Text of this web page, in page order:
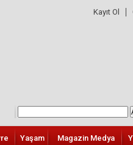
Kayıt Ol
Yaşam Magazin Medya